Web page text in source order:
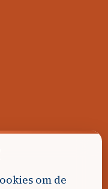
om de